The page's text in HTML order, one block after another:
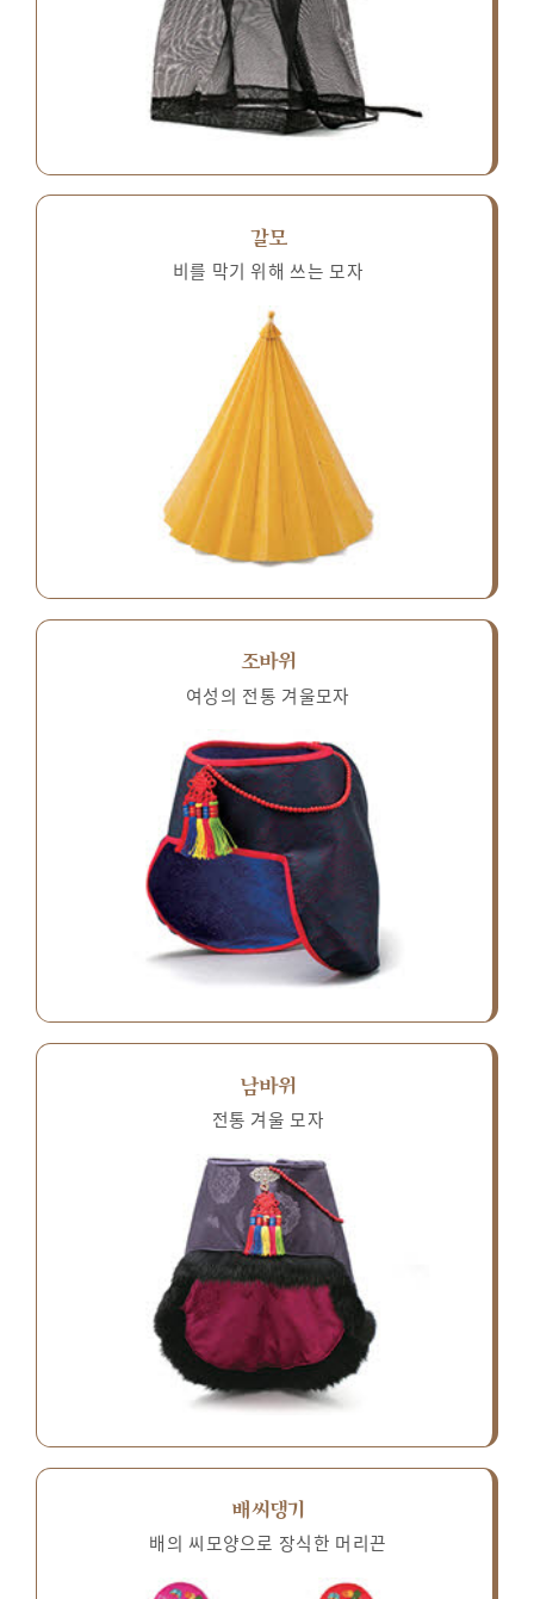
갈모
비를 막기 위해 쓰는 모자
조바위
여성의 전통 겨울모자
남바위
전통 겨울 모자
배씨댕기
배의 씨모양으로 장식한 머리끈